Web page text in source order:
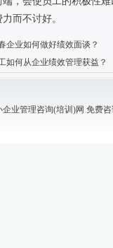
而不讨好。
企业如何做好绩效面谈？
如何从企业绩效管理获益？
业管理咨询(培训)网 免费咨